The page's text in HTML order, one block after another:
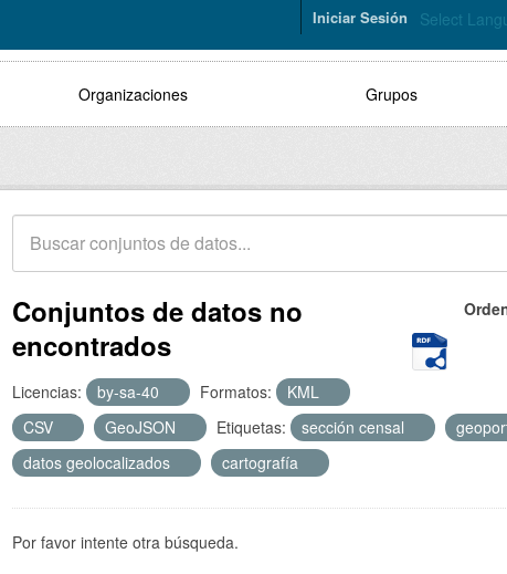
Select
Iniciar Sesión
Organizaciones Grupos
Conjuntos de datos no
encontrados
Licencias: by-sa-40 Formatos:
KML
CSV
GeoJSON Etiquetas: sección censal
datos geolocalizados
cartografía
Por favor intente otra búsqueda.